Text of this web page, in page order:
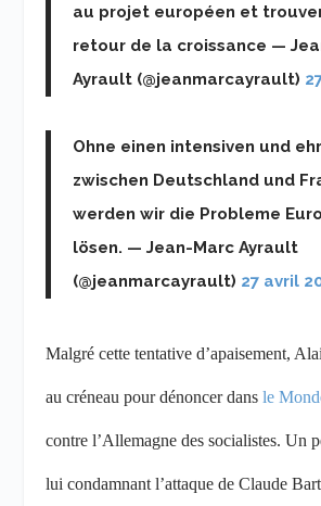
au projet européen et
retour de la croissance —
Ayrault (@jeanmarcayrault)
Ohne einen intensiven und
zwischen Deutschland und
werden wir die Probleme
lösen. — Jean-Marc Ayrault
(@jeanmarcayrault) 27 avril
Malgré cette tentative d’apaisement,
au créneau pour dénoncer dansle
contre l’Allemagne des socialistes. Un
lui condamnant l’attaque de Claude